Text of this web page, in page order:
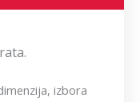
izbora